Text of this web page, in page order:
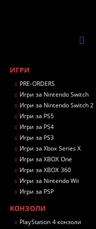
ИГРИ
PRE-ORDERS
Игри за Nintendo Switch
Игри за Nintendo Switch 2
Игри за PS5
Игри за PS4
Игри за PS3
Игри за Xbox Series X
Игри за XBOX One
Игри за XBOX 360
Игри за Nintendo Wii
Игри за PSP
КОНЗОЛИ
PlayStation 4 конзоли